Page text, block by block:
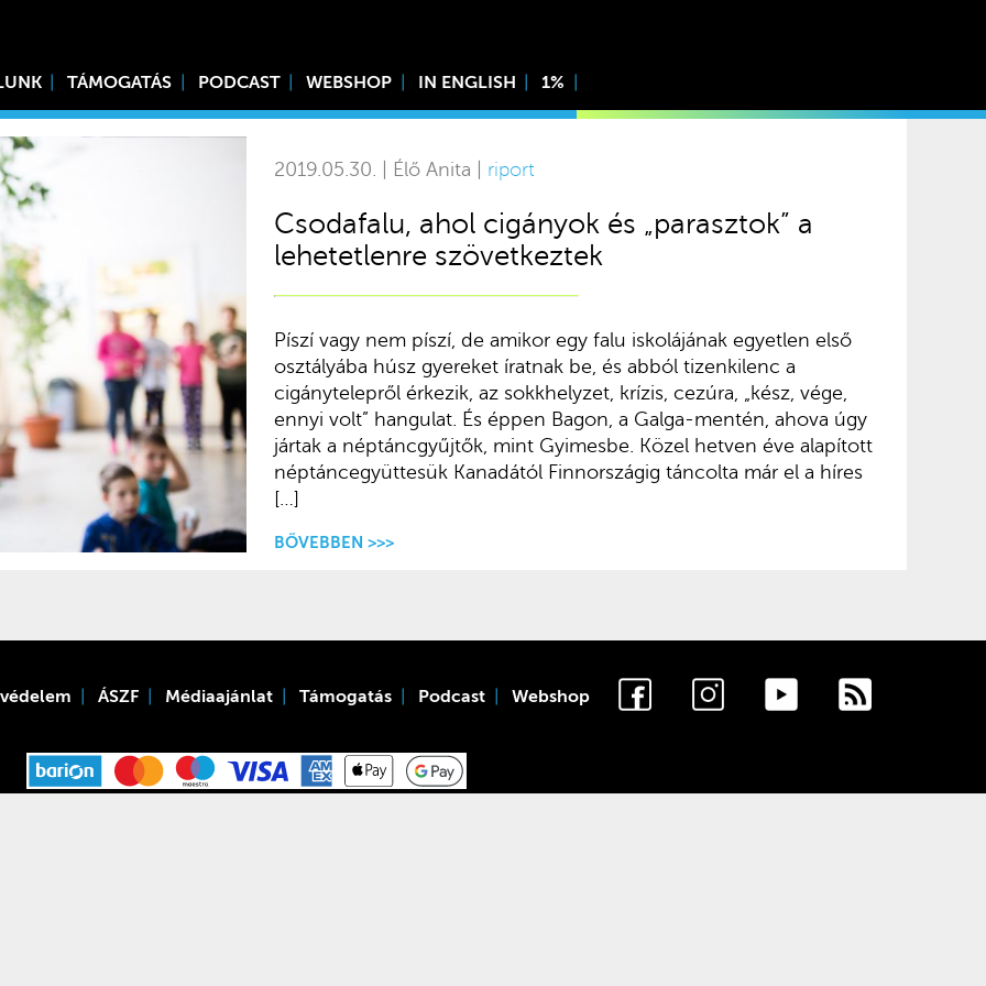
TÁMOGATÁS PODCAST WEBSHOP IN ENGLISH 1%
2019.05.30. | Élő Anita | riport
Csodafalu, ahol cigányok és „parasztok” a
lehetetlenre szövetkeztek
Píszí vagy nem píszí, de amikor egy falu iskolájának egyetlen első
osztályába húsz gyereket íratnak be, és abból tizenkilenc a
cigánytelepről érkezik, az sokkhelyzet, krízis, cezúra, „kész, vége,
ennyi volt” hangulat. És éppen Bagon, a Galga-mentén, ahova úgy
jártak a néptáncgyűjtők, mint Gyimesbe. Közel hetven éve alapított
néptáncegyüttesük Kanadától Finnországig táncolta már el a híres
[…]
BŐVEBBEN >>>
ÁSZF Médiaajánlat Támogatás Podcast Webshop